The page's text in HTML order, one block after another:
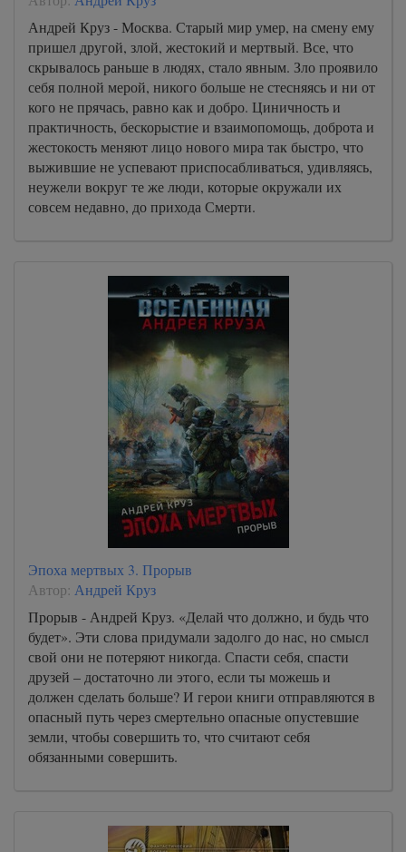
Андрей Круз - Москва. Старый мир умер, на смену ему
пришел другой, злой, жестокий и мертвый. Все, что
скрывалось раньше в людях, стало явным. Зло проявило
себя полной мерой, никого больше не стесняясь и ни от
кого не прячась, равно как и добро. Циничность и
практичность, бескорыстие и взаимопомощь, доброта и
жестокость меняют лицо нового мира так быстро, что
выжившие не успевают приспосабливаться, удивляясь,
неужели вокруг те же люди, которые окружали их
совсем недавно, до прихода Смерти.
Эпоха мертвых 3. Прорыв
Автор: Андрей Круз
Прорыв - Андрей Круз. «Делай что должно, и будь что
будет». Эти слова придумали задолго до нас, но смысл
свой они не потеряют никогда. Спасти себя, спасти
друзей – достаточно ли этого, если ты можешь и
должен сделать больше? И герои книги отправляются в
опасный путь через смертельно опасные опустевшие
земли, чтобы совершить то, что считают себя
обязанными совершить.